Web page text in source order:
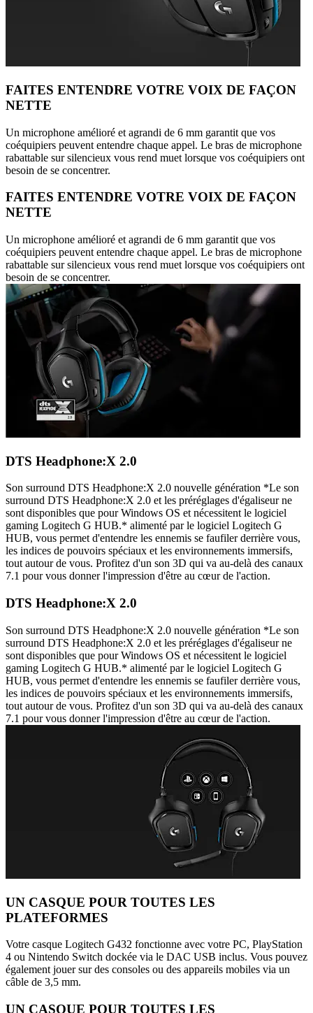
FAITES ENTENDRE VOTRE VOIX DE FAÇON
NETTE
Un microphone amélioré et agrandi de 6 mm garantit que vos
coéquipiers peuvent entendre chaque appel. Le bras de microphone
rabattable sur silencieux vous rend muet lorsque vos coéquipiers ont
besoin de se concentrer.
FAITES ENTENDRE VOTRE VOIX DE FAÇON
NETTE
Un microphone amélioré et agrandi de 6 mm garantit que vos
coéquipiers peuvent entendre chaque appel. Le bras de microphone
rabattable sur silencieux vous rend muet lorsque vos coéquipiers ont
besoin de se concentrer.
DTS Headphone:X 2.0
Son surround DTS Headphone:X 2.0 nouvelle génération *Le son
surround DTS Headphone:X 2.0 et les préréglages d'égaliseur ne
sont disponibles que pour Windows OS et nécessitent le logiciel
gaming Logitech G HUB.* alimenté par le logiciel Logitech G
HUB, vous permet d'entendre les ennemis se faufiler derrière vous,
les indices de pouvoirs spéciaux et les environnements immersifs,
tout autour de vous. Profitez d'un son 3D qui va au-delà des canaux
7.1 pour vous donner l'impression d'être au cœur de l'action.
DTS Headphone:X 2.0
Son surround DTS Headphone:X 2.0 nouvelle génération *Le son
surround DTS Headphone:X 2.0 et les préréglages d'égaliseur ne
sont disponibles que pour Windows OS et nécessitent le logiciel
gaming Logitech G HUB.* alimenté par le logiciel Logitech G
HUB, vous permet d'entendre les ennemis se faufiler derrière vous,
les indices de pouvoirs spéciaux et les environnements immersifs,
tout autour de vous. Profitez d'un son 3D qui va au-delà des canaux
7.1 pour vous donner l'impression d'être au cœur de l'action.
UN CASQUE POUR TOUTES LES
PLATEFORMES
Votre casque Logitech G432 fonctionne avec votre PC, PlayStation
4 ou Nintendo Switch dockée via le DAC USB inclus. Vous pouvez
également jouer sur des consoles ou des appareils mobiles via un
câble de 3,5 mm.
UN CASQUE POUR TOUTES LES